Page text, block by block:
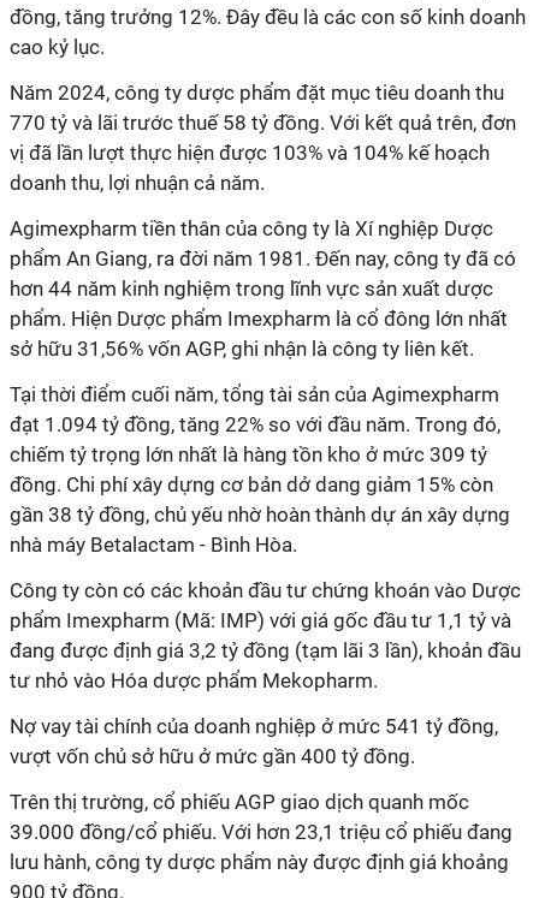
đồng, tăng trưởng 12%. Đây đều là các con số kinh doanh
cao kỷ lục.
Năm 2024, công ty dược phẩm đặt mục tiêu doanh thu
770 tỷ và lãi trước thuế 58 tỷ đồng. Với kết quả trên, đơn
vị đã lần lượt thực hiện được 103% và 104% kế hoạch
doanh thu, lợi nhuận cả năm.
Agimexpharm tiền thân của công ty là Xí nghiệp Dược
phẩm An Giang, ra đời năm 1981. Đến nay, công ty đã có
hơn 44 năm kinh nghiệm trong lĩnh vực sản xuất dược
phẩm. Hiện Dược phẩm Imexpharm là cổ đông lớn nhất
sở hữu 31,56% vốn AGP, ghi nhận là công ty liên kết.
Tại thời điểm cuối năm, tổng tài sản của Agimexpharm
đạt 1.094 tỷ đồng, tăng 22% so với đầu năm. Trong đó,
chiếm tỷ trọng lớn nhất là hàng tồn kho ở mức 309 tỷ
đồng. Chi phí xây dựng cơ bản dở dang giảm 15% còn
gần 38 tỷ đồng, chủ yếu nhờ hoàn thành dự án xây dựng
nhà máy Betalactam - Bình Hòa.
Công ty còn có các khoản đầu tư chứng khoán vào Dược
phẩm Imexpharm (Mã: IMP) với giá gốc đầu tư 1,1 tỷ và
đang được định giá 3,2 tỷ đồng (tạm lãi 3 lần), khoản đầu
tư nhỏ vào Hóa dược phẩm Mekopharm.
Nợ vay tài chính của doanh nghiệp ở mức 541 tỷ đồng,
vượt vốn chủ sở hữu ở mức gần 400 tỷ đồng.
Trên thị trường, cổ phiếu AGP giao dịch quanh mốc
39.000 đồng/cổ phiếu. Với hơn 23,1 triệu cổ phiếu đang
lưu hành, công ty dược phẩm này được định giá khoảng
900 tỷ đồng.